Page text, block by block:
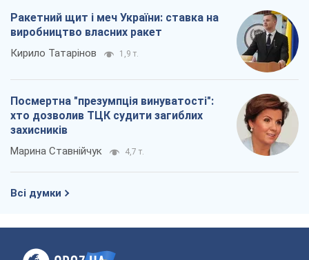
Ракетний щит і меч України: ставка на
виробництво власних ракет
Кирило Татарінов 1,9 т.
Посмертна "презумпція винуватості":
хто дозволив ТЦК судити загиблих
захисників
Марина Ставнійчук 4,7 т.
Всі думки